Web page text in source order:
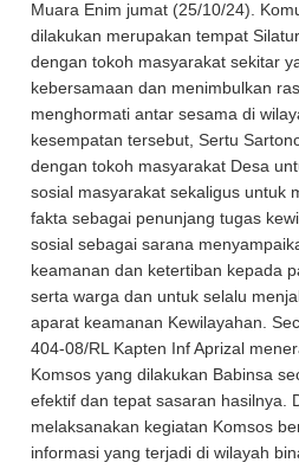
Muara Enim jumat (25/10/24).
dilakukan merupakan tempat
dengan tokoh masyarakat sekitar
kebersamaan dan menimbulkan
menghormati antar sesama di
kesempatan tersebut, Sertu
dengan tokoh masyarakat Desa
sosial masyarakat sekaligus untuk
fakta sebagai penunjang tugas
sosial sebagai sarana
keamanan dan ketertiban kepada
serta warga dan untuk selalu
aparat keamanan Kewilayahan.
404-08/RL Kapten Inf Aprizal
Komsos yang dilakukan Babinsa
efektif dan tepat sasaran hasilnya.
melaksanakan kegiatan Komsos
informasi yang terjadi di wilayah